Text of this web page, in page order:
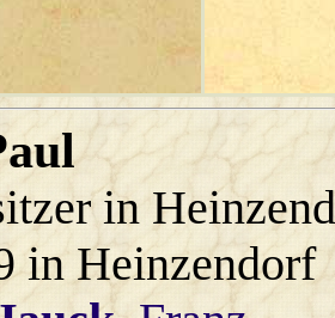
in
in Heinzendorf